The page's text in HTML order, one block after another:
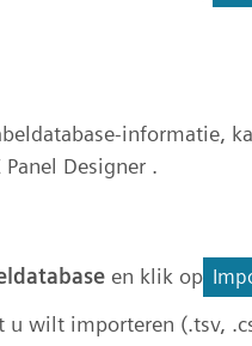
informatie,
Designer .
en klik op
u wilt importeren (.tsv,